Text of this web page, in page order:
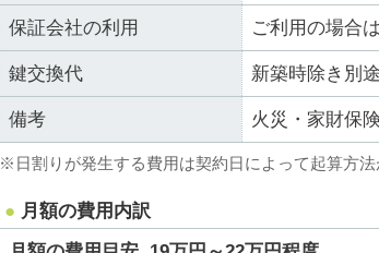
保証会社の利用 ご利用の場合
鍵交換代 新築時除き別
備考 火災・家財保
※日割りが発生する費用は契約日によって起算方法
月額の費用内訳